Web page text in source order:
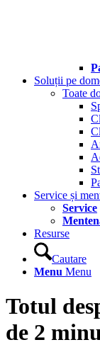
Soluții pe
Toate
Service și
Service
Resurse
Cautare
Menu Menu
Totul
de 2